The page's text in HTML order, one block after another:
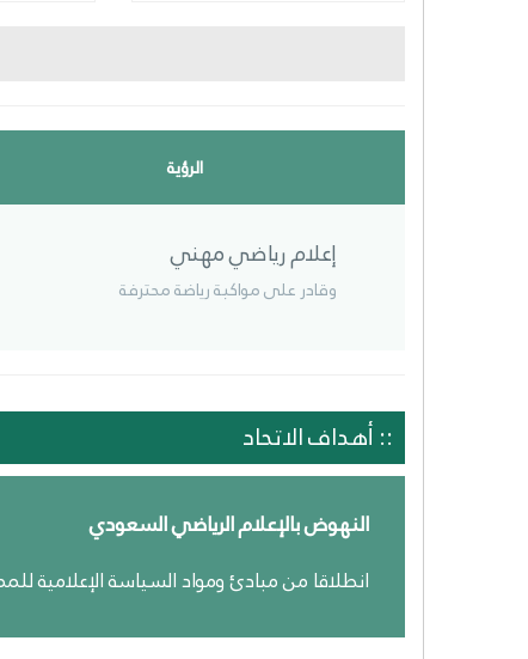
الرؤية
إعلام رياضي مهني
وقادر على مواكبة رياضة محترفة
:: أهداف الاتحاد
النهوض بالإعلام الرياضي السعودي
انطلاقا من مبادئ ومواد السياسة الإعلامية